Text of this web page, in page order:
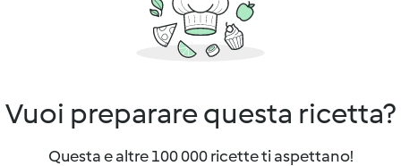
Vuoi preparare questa ricetta?
Questa e altre 100 000 ricette ti aspettano!